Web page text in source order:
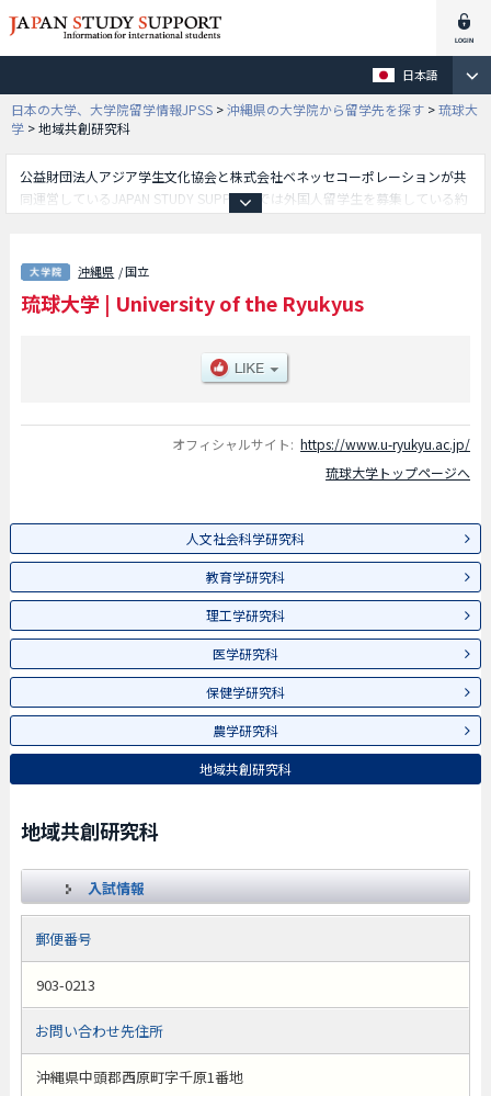
日本語
日本の大学、大学院留学情報JPSS >沖縄県の大学院から留学先を探す >琉球大
学 >地域共創研究科
公益財団法人アジア学生文化協会と株式会社ベネッセコーポレーションが共
同運営しているJAPAN STUDY SUPPORTでは外国人留学生を募集している約
や教育学研究科や理工学研究科や医学研究科や保健学研究科や農学研究科や
地域共創研究科等、研究科別情報や、募集定員や合格者数など入試情報、施
設案内、アクセスなど外国人留学生に必要な情報を掲載しているので是非ご
沖縄県 / 国立
琉球大学 | University of the Ryukyus
オフィシャルサイト: https://www.u-ryukyu.ac.jp/
琉球大学トップページへ
人文社会科学研究科
教育学研究科
理工学研究科
医学研究科
保健学研究科
農学研究科
地域共創研究科
地域共創研究科
入試情報
郵便番号
903-0213
お問い合わせ先住所
沖縄県中頭郡西原町字千原1番地